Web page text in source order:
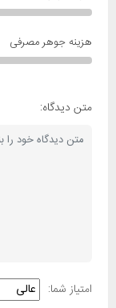
هزینه جوهر مصرفی
متن دیدگاه:
امتیاز شما: